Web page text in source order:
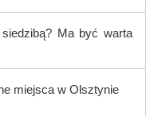
Ma być warta
miejsca w Olsztynie